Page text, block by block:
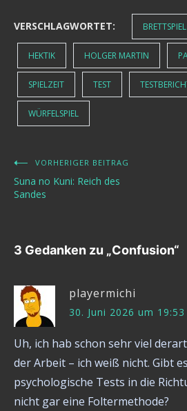
VERSCHLAGWORTET: BRETTSPIEL
HEKTIK HOLGER MARTIN
SPIELZEIT TEST
WÜRFELSPIEL
Beitragsnavigation
VORHERIGER BEITRAG
Suna no Kuni: Reich des
Sandes
3 Gedanken zu „Confusion“
playermichi
30. Juni 2026 um
Uh, ich hab schon sehr viel
der Arbeit – ich weiß nicht. Gibt
psychologische Tests in die
nicht gar eine Foltermethode?